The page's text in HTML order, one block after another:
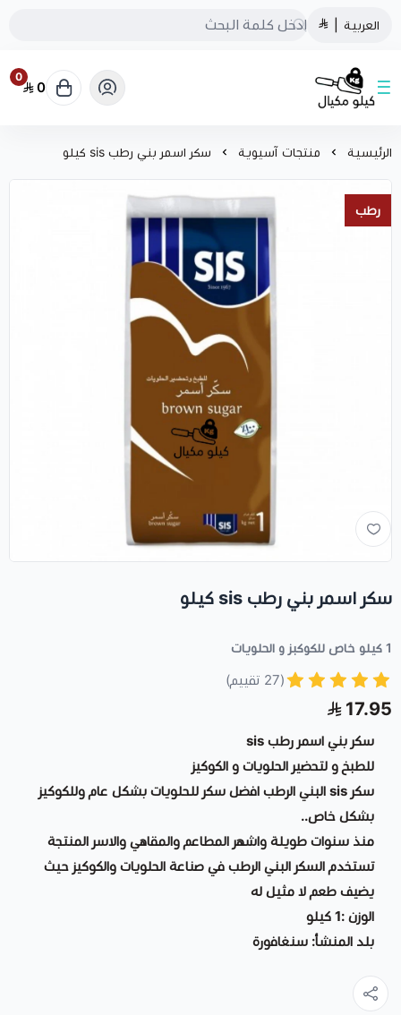
العربية
كيلو مكيال
0
0
الرئيسية منتجات آسيوية سكر اسمر بني رطب sis كيلو
رطب
سكر اسمر بني رطب sis كيلو
1 كيلو خاص للكوكبز و الحلويات
(27 تقييم)
17.95
سكر بني اسمر رطب sis
للطبخ و لتحضير الحلويات و الكوكيز
سكر sis البني الرطب افضل سكر للحلويات بشكل عام وللكوكيز
بشكل خاص..
منذ سنوات طويلة واشهر المطاعم والمقاهي والاسر المنتجة
تستخدم السكر البني الرطب في صناعة الحلويات والكوكيز حيث
يضيف طعم لا مثيل له
الوزن :1 كيلو
بلد المنشأ: سنغافورة